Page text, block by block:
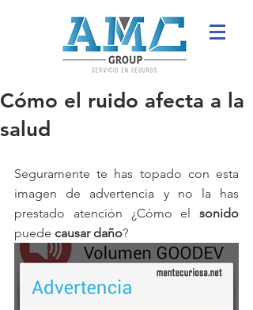
Cómo el ruido afecta a la
salud
Seguramente te has topado con esta
imagen de advertencia y no la has
prestado atención ¿Cómo el
puede causar daño?